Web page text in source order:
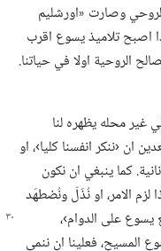
وصارت «اورشليم
اصبح تلاميذ يسوع اقرب
الروحية اولا في حياتنا.‏
محله يظهره لنا
ان ‹ننكر انفسنا كليا›،‏ او
كما ينبغي ان نكون
لزم الامر،‏ او نُذَلّ ونُضطهَد
على الدوام›،‏
المسيح،‏ فعلينا ان ننمي